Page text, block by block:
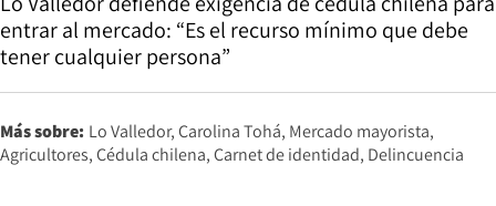
entrar al mercado: “Es el recurso mínimo que debe
tener cualquier persona”
Más sobre: Lo Valledor Carolina Tohá Mercado mayorista
Agricultores Cédula chilena Carnet de identidad Delincuencia